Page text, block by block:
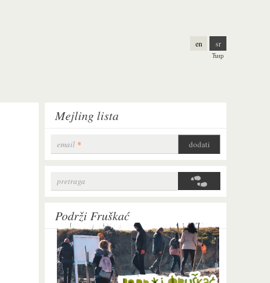
en sr
Ћир
Mejling lista
email *
Search form
pretraga
Podrži Fruškać